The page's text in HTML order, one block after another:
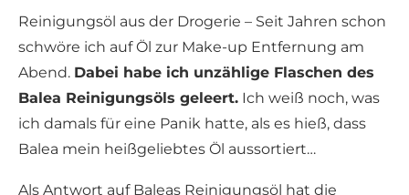
Reinigungsöl aus der Drogerie – Seit Jahren schon
schwöre ich auf Öl zur Make-up Entfernung am
Abend. Dabei habe ich unzählige Flaschen des
Balea Reinigungsöls geleert. Ich weiß noch, was
ich damals für eine Panik hatte, als es hieß, dass
Balea mein heißgeliebtes Öl aussortiert…
Als Antwort auf Baleas Reinigungsöl hat die